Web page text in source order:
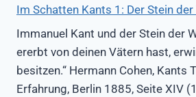
Im Schatten Kants 1: Der Stein der
Immanuel Kant und der Stein der
ererbt von deinen Vätern hast,
besitzen.“ Hermann Cohen, Kants
Erfahrung, Berlin 1885, Seite XIV